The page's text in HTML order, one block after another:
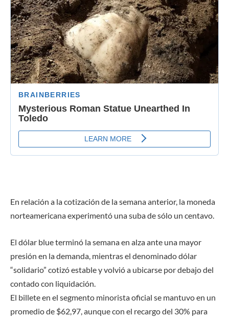
En relación a la cotización de la semana anterior, la moneda
norteamericana experimentó una suba de sólo un centavo.
El dólar blue terminó la semana en alza ante una mayor
presión en la demanda, mientras el denominado dólar
“solidario” cotizó estable y volvió a ubicarse por debajo del
contado con liquidación.
El billete en el segmento minorista oficial se mantuvo en un
promedio de $62,97, aunque con el recargo del 30% para